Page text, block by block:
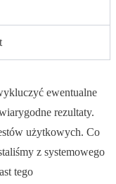
ewentualne
rezultaty.
użytkowych. Co
z systemowego
tego